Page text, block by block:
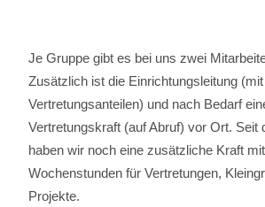
Je Gruppe gibt es bei uns zwei
Zusätzlich ist die Einrichtungsleitung (mit
Vertretungsanteilen) und nach Bedarf
Vertretungskraft (auf Abruf) vor Ort. Seit
haben wir noch eine zusätzliche Kraft
Wochenstunden für Vertretungen,
Projekte.